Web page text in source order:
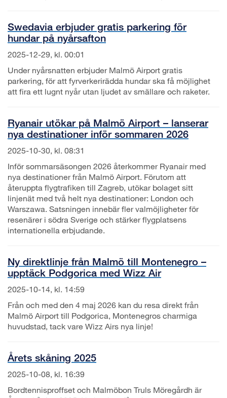
Swedavia erbjuder gratis parkering för
hundar på nyårsafton
2025-12-29, kl. 00:01
Under nyårsnatten erbjuder Malmö Airport gratis
parkering, för att fyrverkerirädda hundar ska få möjlighet
att fira ett lugnt nyår utan ljudet av smällare och raketer.
Ryanair utökar på Malmö Airport – lanserar
nya destinationer inför sommaren 2026
2025-10-30, kl. 08:31
Inför sommarsäsongen 2026 återkommer Ryanair med
nya destinationer från Malmö Airport. Förutom att
återuppta flygtrafiken till Zagreb, utökar bolaget sitt
linjenät med två helt nya destinationer: London och
Warszawa. Satsningen innebär fler valmöjligheter för
resenärer i södra Sverige och stärker flygplatsens
internationella erbjudande.
Ny direktlinje från Malmö till Montenegro –
upptäck Podgorica med Wizz Air
2025-10-14, kl. 14:59
Från och med den 4 maj 2026 kan du resa direkt från
Malmö Airport till Podgorica, Montenegros charmiga
huvudstad, tack vare Wizz Airs nya linje!
Årets skåning 2025
2025-10-08, kl. 16:39
Bordtennisproffset och Malmöbon Truls Möregårdh är